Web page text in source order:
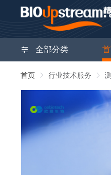
全部分类
首页 行业技术服务